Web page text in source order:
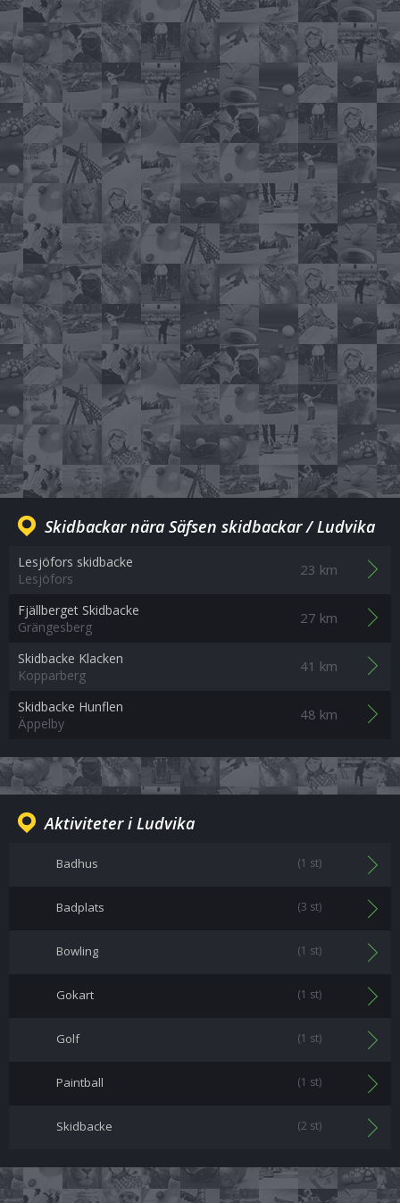
Skidbackar nära Säfsen skidbackar / Ludvika
Lesjöfors skidbacke
Lesjöfors
23 km
Fjällberget Skidbacke
Grängesberg
27 km
Skidbacke Klacken
Kopparberg
41 km
Skidbacke Hunflen
Äppelby
48 km
Aktiviteter i Ludvika
Badhus (1 st)
Badplats (3 st)
Bowling (1 st)
Gokart (1 st)
Golf (1 st)
Paintball (1 st)
Skidbacke (2 st)